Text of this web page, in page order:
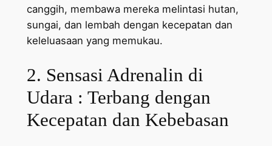
canggih, membawa mereka melintasi hutan,
sungai, dan lembah dengan kecepatan dan
keleluasaan yang memukau.
2. Sensasi Adrenalin di
Udara : Terbang dengan
Kecepatan dan Kebebasan